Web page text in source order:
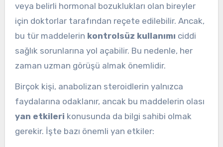
veya belirli hormonal bozuklukları olan bireyler
için doktorlar tarafından reçete edilebilir. Ancak,
bu tür maddelerin kontrolsüz kullanımı ciddi
sağlık sorunlarına yol açabilir. Bu nedenle, her
zaman uzman görüşü almak önemlidir.
Birçok kişi, anabolizan steroidlerin yalnızca
faydalarına odaklanır, ancak bu maddelerin olası
yan etkileri konusunda da bilgi sahibi olmak
gerekir. İşte bazı önemli yan etkiler: